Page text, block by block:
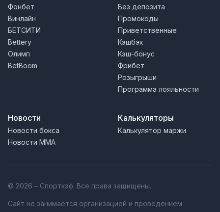
Фонбет
Винлайн
БЕТСИТИ
Bettery
Олимп
BetBoom
Без депозита
Промокоды
Приветственные
Кэшбэк
Кэш-бонус
Фрибет
Розыгрыши
Программа лояльности
Новости
Новости бокса
Новости MMA
Калькуляторы
Калькулятор маржи
© 2026 – Спорткэф. Все права защищены.
Сайт не занимается организацией и проведением